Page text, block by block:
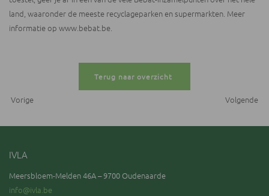
land, waaronder de meeste recyclageparken en supermarkten. Meer
informatie op www.bebat.be
Vorige Volgende
Terug naar overzicht
IVLA
Meersbloem-Melden 46A – 9700 Oudenaarde
info@ivla.be